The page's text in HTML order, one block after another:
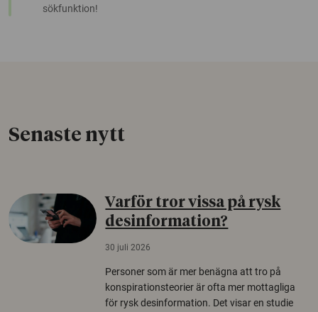
sökfunktion!
Senaste nytt
Varför tror vissa på rysk
desinformation?
30 juli 2026
Personer som är mer benägna att tro på
konspirationsteorier är ofta mer mottagliga
för rysk desinformation. Det visar en studie